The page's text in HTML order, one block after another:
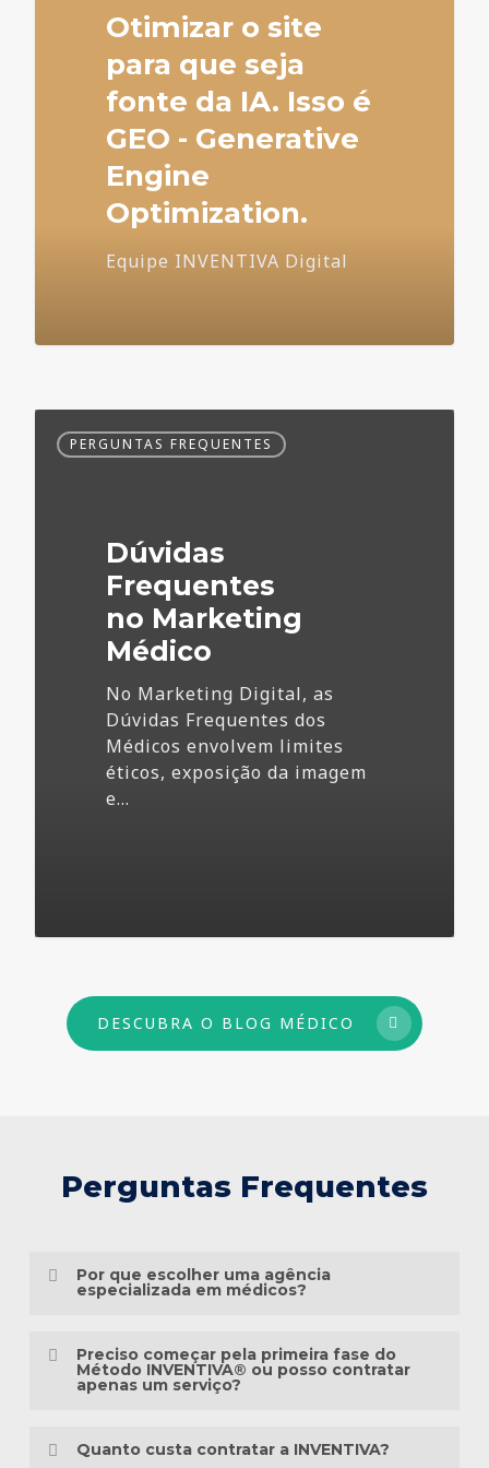
Otimizar o site
para que seja
fonte da IA. Isso é
GEO - Generative
Engine
Optimization.
Equipe INVENTIVA Digital
Frequentes
PERGUNTAS FREQUENTES
Dúvidas
Frequentes
no Marketing
Médico
No Marketing Digital, as
Dúvidas Frequentes dos
Médicos envolvem limites
éticos, exposição da imagem
e…
DESCUBRA O BLOG MÉDICO
Perguntas Frequentes
Por que escolher uma agência
especializada em médicos?
mais do que conhecimento em publicidade.
paciente, as particularidades das
Preciso começar pela primeira fase do
Método INVENTIVA® ou posso contratar
apenas um serviço?
Quanto custa contratar a INVENTIVA?